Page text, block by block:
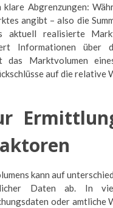
Abgrenzungen:
angibt – also die
aktuell realisierte
Informationen
Marktvolumen
auf die relative
kann auf
Daten ab. In
oder